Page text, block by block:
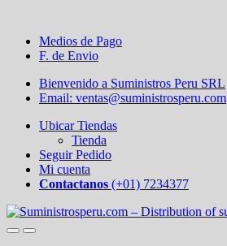
Medios de Pago
F. de Envio
Bienvenido a Suministros Peru SRL
Email: ventas@suministrosperu.com
Ubicar Tiendas
Tienda
Seguir Pedido
Mi cuenta
Contactanos (+01) 7234377